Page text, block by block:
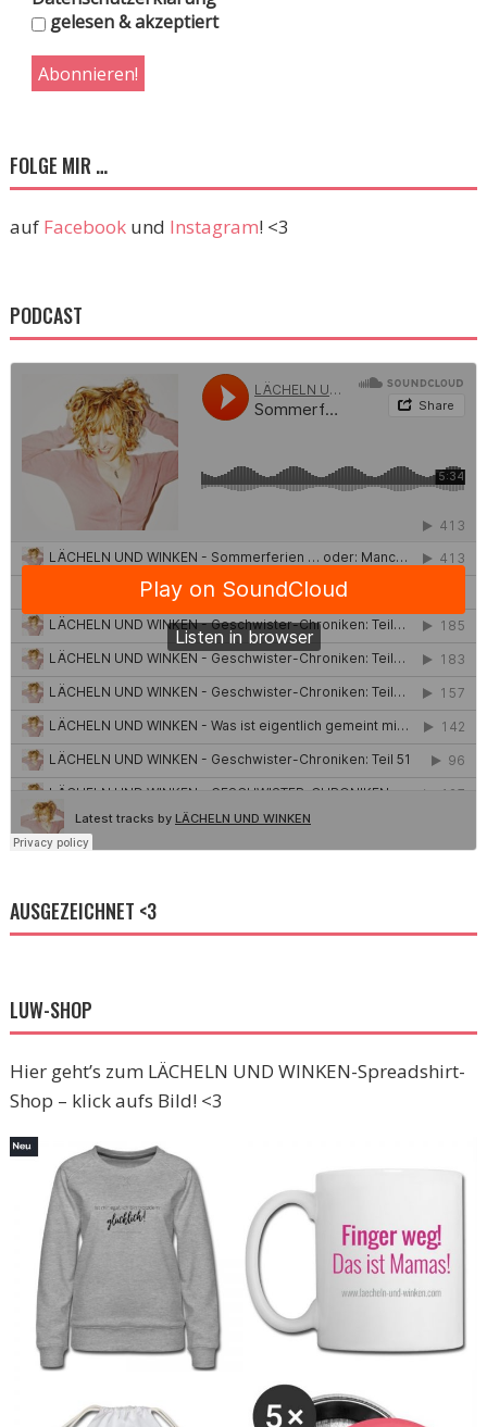
gelesen & akzeptiert
FOLGE MIR …
auf Facebookund Instagram! <3
PODCAST
AUSGEZEICHNET <3
LUW-SHOP
Hier geht’s zum LÄCHELN UND WINKEN-Spreadshirt-
Shop – klick aufs Bild! <3